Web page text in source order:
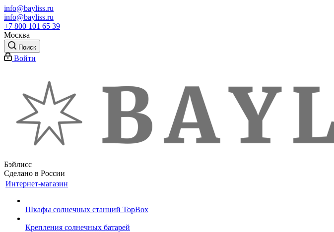
info@bayliss.ru
info@bayliss.ru
+7 800 101 65 39
Москва
Поиск
Войти
Бэйлисс
Сделано в России
Интернет-магазин
Шкафы солнечных станций TopBox
Крепления солнечных батарей